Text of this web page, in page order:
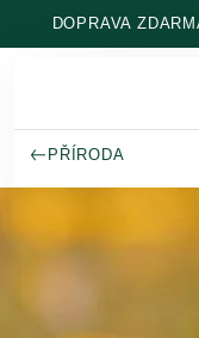
Přeskočit na hlavní
DOPRAVA
PŘÍRODA